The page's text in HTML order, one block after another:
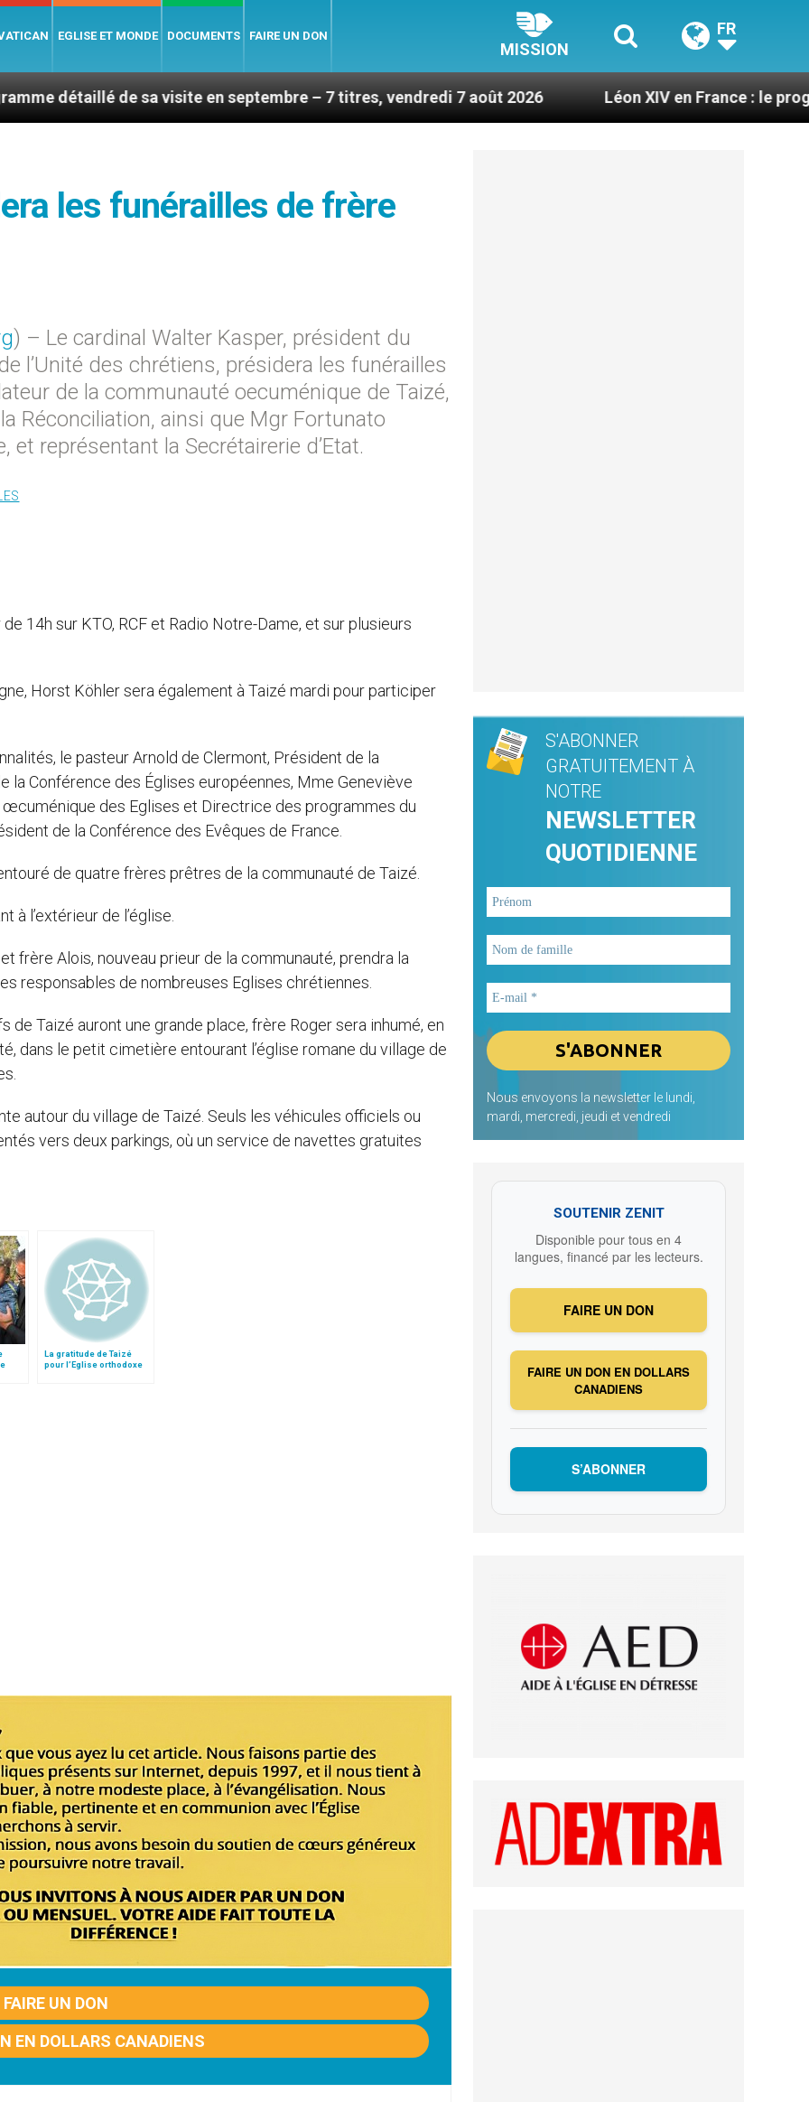
EGLISE ET MONDE DOCUMENTS FAIRE UN DON
MISSION
FR
de sa visite en septembre – 7 titres, vendredi 7 août 2026 Léon XIV en France : le programme
les funérailles de frère
) – Le cardinal Walter Kasper, président du
l’Unité des chrétiens, présidera les funérailles
de la communauté oecuménique de Taizé,
Réconciliation, ainsi que Mgr Fortunato
et représentant la Secrétairerie d’Etat.
14h sur KTO, RCF et Radio Notre-Dame, et sur plusieurs
Horst Köhler sera également à Taizé mardi pour participer
le pasteur Arnold de Clermont, Président de la
Conférence des Églises européennes, Mme Geneviève
des Eglises et Directrice des programmes du
de la Conférence des Evêques de France.
de quatre frères prêtres de la communauté de Taizé.
à l’extérieur de l’église.
frère Alois, nouveau prieur de la communauté, prendra la
responsables de nombreuses Eglises chrétiennes.
de Taizé auront une grande place, frère Roger sera inhumé, en
dans le petit cimetière entourant l’église romane du village de
autour du village de Taizé. Seuls les véhicules officiels ou
vers deux parkings, où un service de navettes gratuites
La gratitude de Taizé
pour l’Eglise orthodoxe
FAIRE UN DON
EN DOLLARS CANADIENS
S'ABONNER
GRATUITEMENT À
NOTRE
NEWSLETTER
QUOTIDIENNE
Nous envoyons la newsletter le lundi,
mardi, mercredi, jeudi et vendredi
SOUTENIR ZENIT
Disponible pour tous en 4
langues, financé par les lecteurs.
FAIRE UN DON
FAIRE UN DON EN DOLLARS
CANADIENS
S’ABONNER